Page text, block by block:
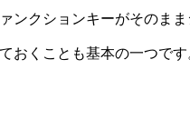
ンクションキーがそのま
おくことも基本の一つです